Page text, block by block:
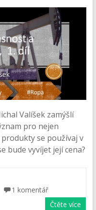
Valíšek zamýšlí
pro nejen
se používaj v
bude vyvíjet její cena?
1 komentář
Čtěte více